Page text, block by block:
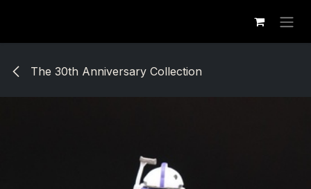
The 30th Anniversary Collection